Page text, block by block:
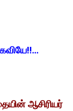
ஆசிரியர்